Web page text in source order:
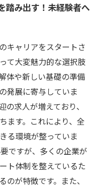
！解体工としての
のキャリアへの扉を
としての新たな人生
踏み出す！未経験者へ
キャリアをスタートさ
て大変魅力的な選択肢
体や新しい基礎の準備
発展に寄与していま
求人が増えており、
ます。これにより、全
る環境が整っていま
ですが、多くの企業が
ト体制を整えているた
が特徴です。また、